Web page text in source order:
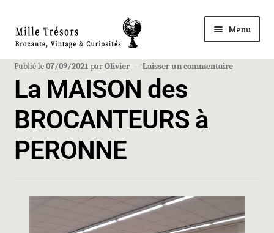
Menu
Accueil
Nos Trésors
Ma Boutique à ROYE
Publié le07/09/2021 parOlivier —Laisser un commentaire
La MAISON des
BROCANTEURS à
PERONNE